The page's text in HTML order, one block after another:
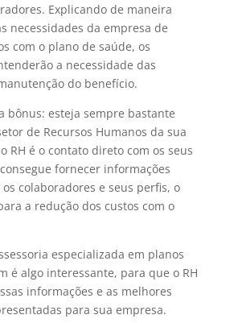
Explicando de maneira
necessidades da empresa de
com o plano de saúde, os
a necessidade das
do benefício.
bônus: esteja sempre bastante
de Recursos Humanos da sua
RH é o contato direto com os seus
fornecer informações
colaboradores e seus perfis, o
a redução dos custos com o
especializada em planos
é algo interessante, para que o RH
informações e as melhores
para sua empresa.